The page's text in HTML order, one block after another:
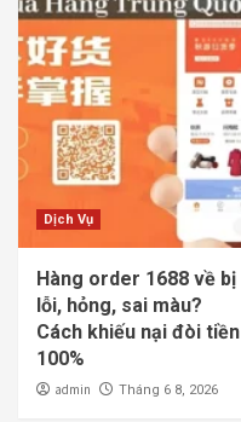
Dịch Vụ
Hàng order 1688 về bị
lỗi, hỏng, sai màu?
Cách khiếu nại đòi tiền
100%
admin Tháng 6 8, 2026